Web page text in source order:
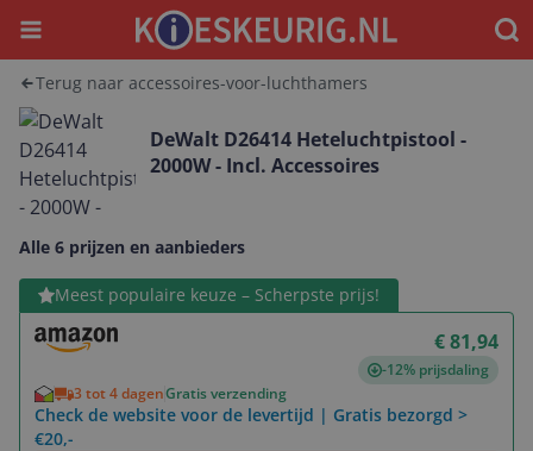
Menu
Terug naar accessoires-voor-luchthamers
DeWalt D26414 Heteluchtpistool -
2000W - Incl. Accessoires
Alle 6 prijzen en aanbieders
Meest populaire keuze – Scherpste prijs!
€ 81,94
-12% prijsdaling
3 tot 4 dagenGratis verzending
Check de website voor de levertijd | Gratis bezorgd >
€20,-
Bekijk product